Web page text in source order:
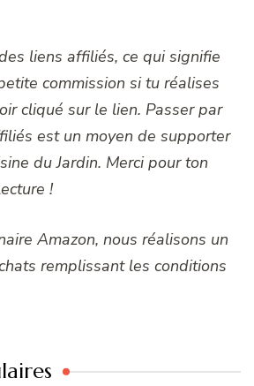
liens affiliés, ce qui signifie
commission si tu réalises
cliqué sur le lien. Passer par
est un moyen de supporter
du Jardin. Merci pour ton
!
Amazon, nous réalisons un
remplissant les conditions